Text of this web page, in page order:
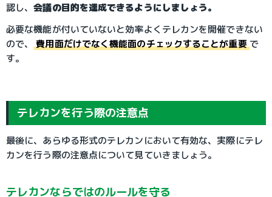
認し、会議の目的を達成できるようにしましょう。
必要な機能が付いていないと効率よくテレカンを開催できない
ので、費用面だけでなく機能面のチェックすることが重要で
す。
テレカンを行う際の注意点
最後に、あらゆる形式のテレカンにおいて有効な、実際にテレ
カンを行う際の注意点について見ていきましょう。
テレカンならではのルールを守る